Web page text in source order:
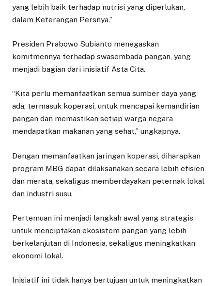
yang lebih baik terhadap nutrisi yang diperlukan,
dalam Keterangan Persnya.”
Presiden Prabowo Subianto menegaskan
komitmennya terhadap swasembada pangan, yang
menjadi bagian dari inisiatif Asta Cita.
“Kita perlu memanfaatkan semua sumber daya yang
ada, termasuk koperasi, untuk mencapai kemandirian
pangan dan memastikan setiap warga negara
mendapatkan makanan yang sehat,” ungkapnya.
Dengan memanfaatkan jaringan koperasi, diharapkan
program MBG dapat dilaksanakan secara lebih efisien
dan merata, sekaligus memberdayakan peternak lokal
dan industri susu.
Pertemuan ini menjadi langkah awal yang strategis
untuk menciptakan ekosistem pangan yang lebih
berkelanjutan di Indonesia, sekaligus meningkatkan
ekonomi lokal.
Inisiatif ini tidak hanya bertujuan untuk meningkatkan